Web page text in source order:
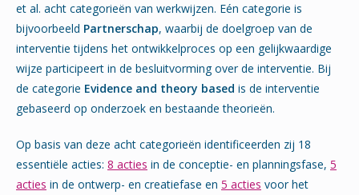
et al. acht categorieën van werkwijzen. Eén categorie is
bijvoorbeeld Partnerschap, waarbij de doelgroep van de
interventie tijdens het ontwikkelproces op een gelijkwaardige
wijze participeert in de besluitvorming over de interventie. Bij
de categorie Evidence and theory based is de interventie
gebaseerd op onderzoek en bestaande theorieën.
Op basis van deze acht categorieën identificeerden zij 18
essentiële acties: 8 acties in de conceptie- en planningsfase, 5
acties in de ontwerp- en creatiefase en 5 acties voor het